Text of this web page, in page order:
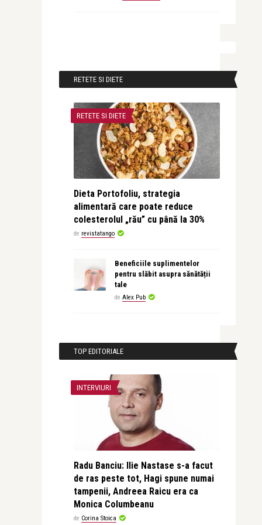
RETETE SI DIETE
RETETE SI DIETE
Dieta Portofoliu, strategia
alimentară care poate reduce
colesterolul „rău” cu până la 30%
de revistatango
Beneficiile suplimentelor
pentru slăbit asupra sănătății
tale
de Alex Pub
TOP EDITORIALE
INTERVIURI
Radu Banciu: Ilie Nastase s-a facut
de ras peste tot, Hagi spune numai
tampenii, Andreea Raicu era ca
Monica Columbeanu
de Corina Stoica